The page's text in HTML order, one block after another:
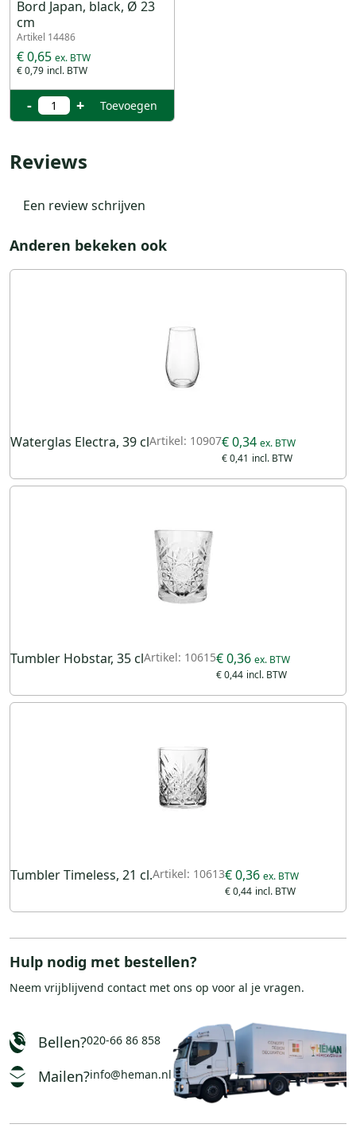
Bord Japan, black, Ø 23
cm
Artikel 14486
€ 0,79
€ 0,65
- + Toevoegen
Reviews
Een review schrijven
Anderen bekeken ook
Waterglas Electra, 39 clArtikel: 10907
€ 0,41
€ 0,34
Tumbler Hobstar, 35 clArtikel: 10615
€ 0,44
€ 0,36
Tumbler Timeless, 21 cl.Artikel: 10613
€ 0,44
€ 0,36
Hulp nodig met bestellen?
Neem vrijblijvend contact met ons op voor al je vragen.
Bellen?020-66 86 858
Mailen?info@heman.nl